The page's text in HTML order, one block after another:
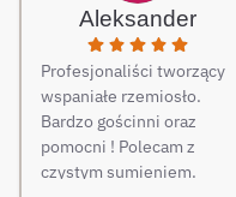
Aleksander
Profesjonaliści tworzący
wspaniałe rzemiosło.
Bardzo gościnni oraz
pomocni ! Polecam z
czystym sumieniem.